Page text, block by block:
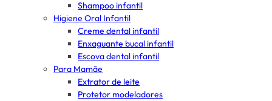
Shampoo infantil
Higiene Oral Infantil
Creme dental infantil
Enxaguante bucal infantil
Escova dental infantil
Para Mamãe
Extrator de leite
Protetor modeladores